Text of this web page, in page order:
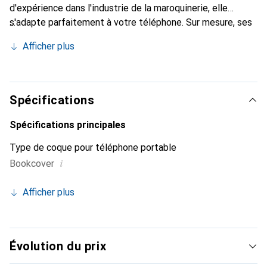
d'expérience dans l'industrie de la maroquinerie, elle
s'adapte parfaitement à votre téléphone. Sur mesure, ses
peau. Elle devient l'accessoire chic et indispensable pour
internationalement pour ses produits de haute qualité et
constitue un choix fiable pour une clientèle exigeante.
Afficher plus
Spécifications
Spécifications principales
Type de coque pour téléphone portable
Bookcover i
Afficher plus
Évolution du prix